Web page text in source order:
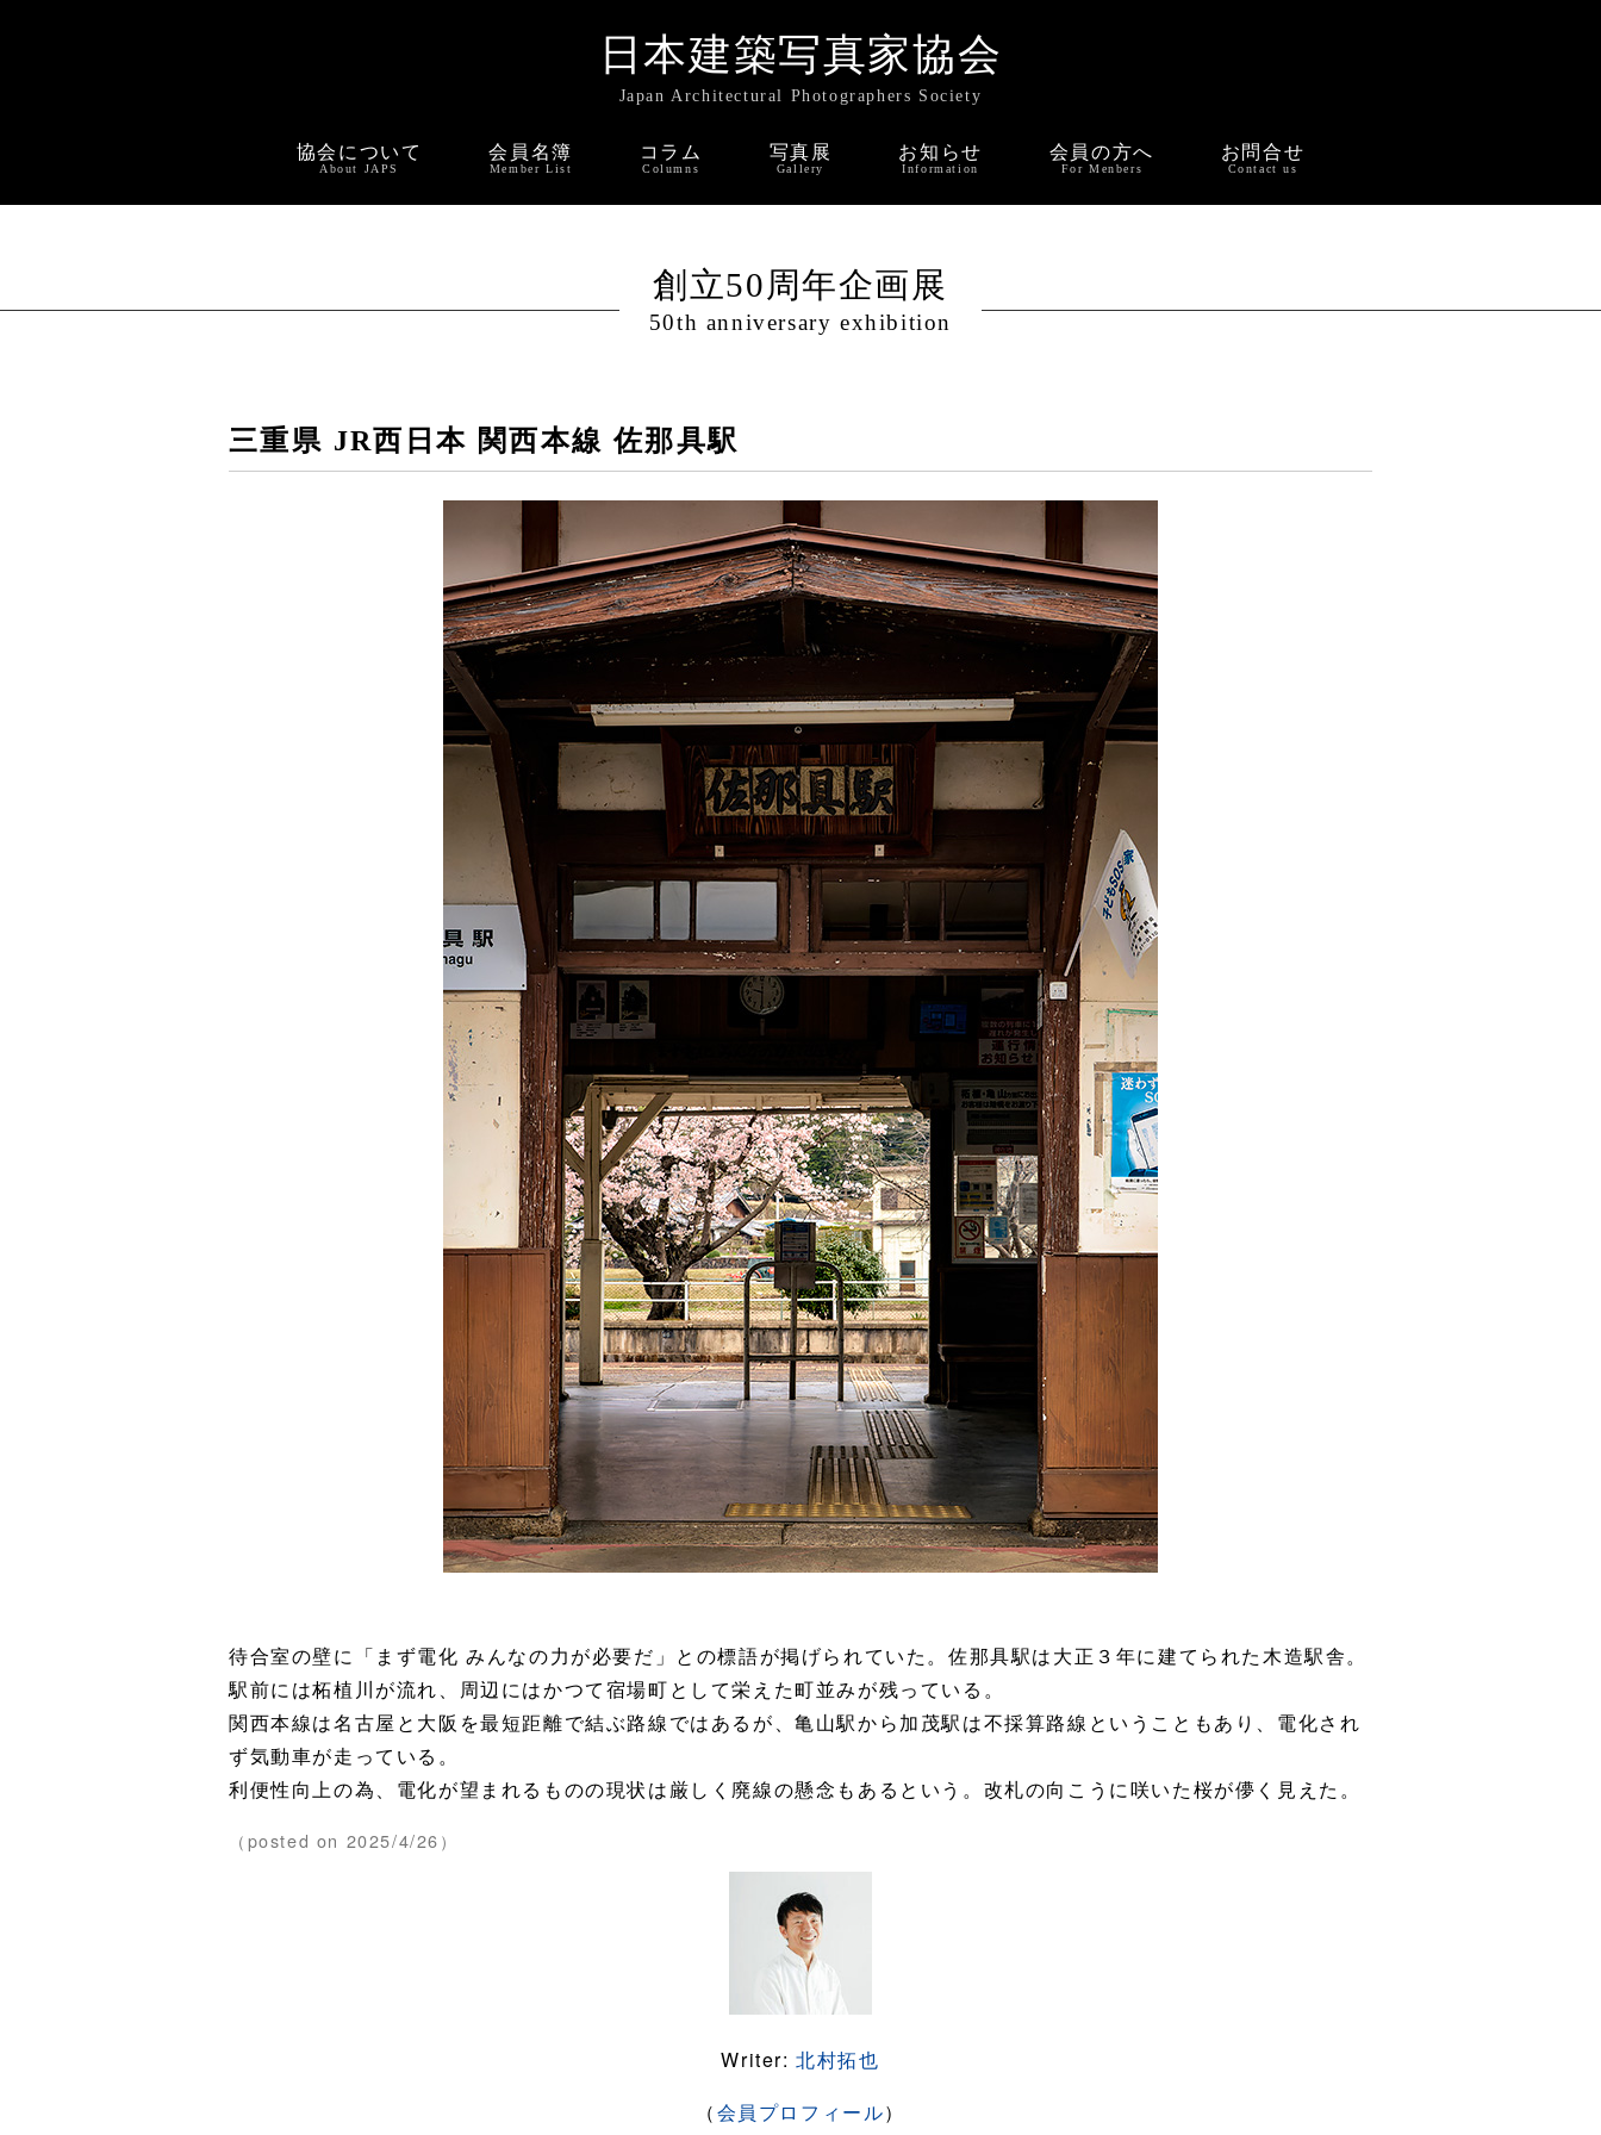
日本建築写真家協会
Japan Architectural Photographers Society
協会について
About JAPS
会員名簿
Member List
コラム
Columns
写真展
Gallery
お知らせ
Information
会員の方へ
For Menbers
お問合せ
Contact us
創立50周年企画展
50th anniversary exhibition
三重県 JR西日本 関西本線 佐那具駅
待合室の壁に「まず電化 みんなの力が必要だ」との標語が掲げられていた。佐那具駅は大正３年に建てられた木造駅舎。
駅前には柘植川が流れ、周辺にはかつて宿場町として栄えた町並みが残っている。
関西本線は名古屋と大阪を最短距離で結ぶ路線ではあるが、亀山駅から加茂駅は不採算路線ということもあり、電化され
ず気動車が走っている。
利便性向上の為、電化が望まれるものの現状は厳しく廃線の懸念もあるという。改札の向こうに咲いた桜が儚く見えた。
（posted on 2025/4/26）
Writer:北村拓也
（会員プロフィール）